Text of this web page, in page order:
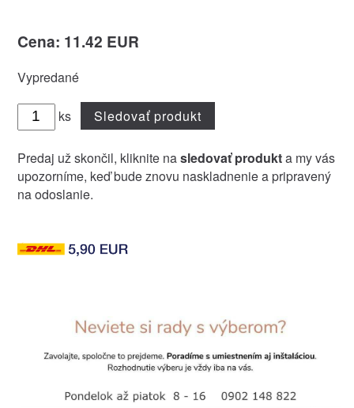
Cena: 11.42 EUR
Vypredané
ks Sledovať produkt
Predaj už skončil, kliknite nasledovať produkta my vás
upozorníme, keď bude znovu naskladnenie a pripravený
na odoslanie.